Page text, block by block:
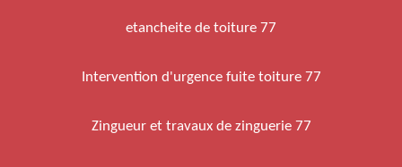
etancheite de toiture 77
Intervention d'urgence fuite toiture 77
Zingueur et travaux de zinguerie 77